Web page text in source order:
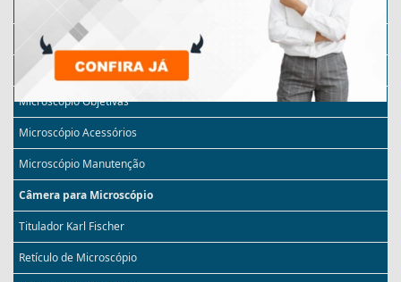
Microscópio Invertido
Microscópio com Câmera
Microscópio Objetivas
Microscópio Acessórios
Microscópio Manutenção
Câmera para Microscópio
Titulador Karl Fischer
Retículo de Microscópio